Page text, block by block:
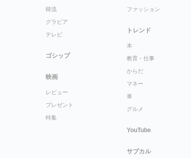
韓流
グラビア
テレビ
ゴシップ
映画
レビュー
プレゼント
特集
ファッション
トレンド
本
教育・仕事
からだ
マネー
車
グルメ
YouTube
サブカル